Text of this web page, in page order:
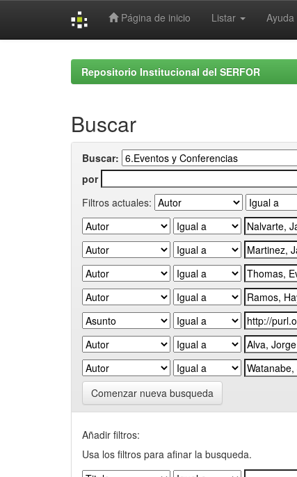
Página de inicio Listar Ayuda
Repositorio Institucional del SERFOR
Buscar
Buscar:
por
Filtros actuales:
Comenzar nueva busqueda
Añadir filtros:
Usa los filtros para afinar la busqueda.